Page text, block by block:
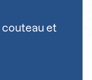
couteau et